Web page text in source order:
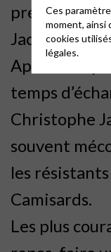
prédication
Jacon la
Après le
temps
Christophe
souvent
les
Camisards.
Les plus
Ces
moment, ainsi
cookies
légales.